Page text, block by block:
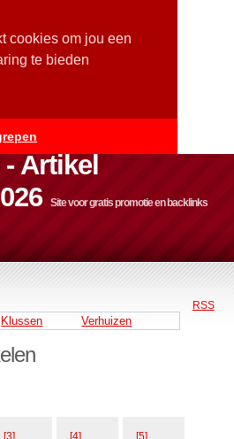
cookies om jou een
te bieden
Artikel
Site voor gratis promotie en backlinks
RSS
Klussen Verhuizen
[3] [4] [5]